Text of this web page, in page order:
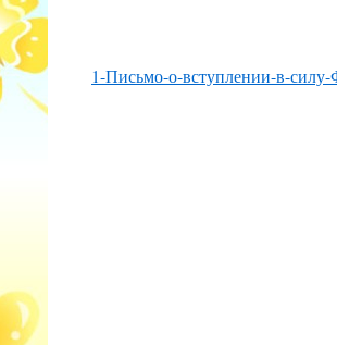
1-Письмо-о-вступлении-в-